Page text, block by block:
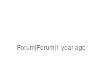
Forum|Forum|1 year ago